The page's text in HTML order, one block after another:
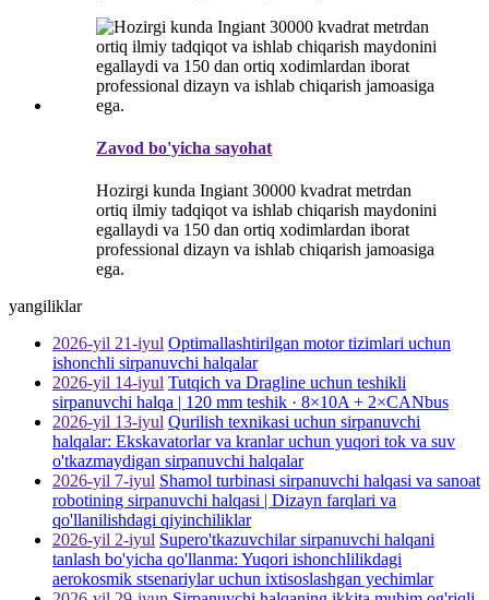
Zavod bo'yicha sayohat
Hozirgi kunda Ingiant 30000 kvadrat metrdan
ortiq ilmiy tadqiqot va ishlab chiqarish maydonini
egallaydi va 150 dan ortiq xodimlardan iborat
professional dizayn va ishlab chiqarish jamoasiga
ega.
yangiliklar
2026-yil 21-iyul Optimallashtirilgan motor tizimlari uchun
ishonchli sirpanuvchi halqalar
2026-yil 14-iyul Tutqich va Dragline uchun teshikli
sirpanuvchi halqa | 120 mm teshik · 8×10A + 2×CANbus
2026-yil 13-iyul Qurilish texnikasi uchun sirpanuvchi
halqalar: Ekskavatorlar va kranlar uchun yuqori tok va suv
o'tkazmaydigan sirpanuvchi halqalar
2026-yil 7-iyul Shamol turbinasi sirpanuvchi halqasi va sanoat
robotining sirpanuvchi halqasi | Dizayn farqlari va
qo'llanilishdagi qiyinchiliklar
2026-yil 2-iyul Supero'tkazuvchilar sirpanuvchi halqani
tanlash bo'yicha qo'llanma: Yuqori ishonchlilikdagi
aerokosmik stsenariylar uchun ixtisoslashgan yechimlar